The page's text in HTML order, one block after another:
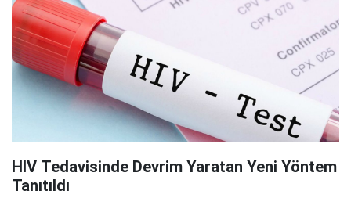
HIV Tedavisinde Devrim Yaratan Yeni Yöntem
Tanıtıldı